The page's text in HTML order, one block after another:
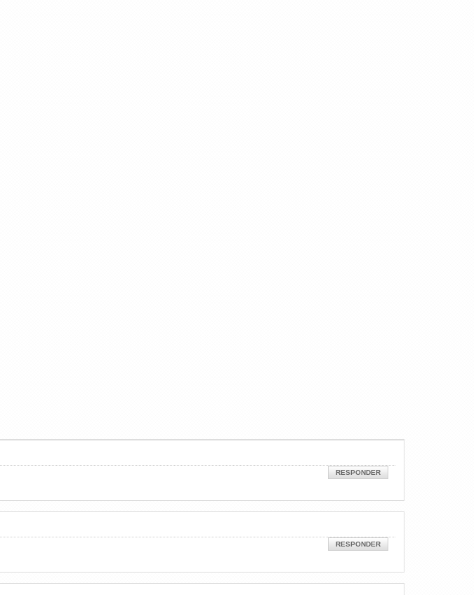
RESPONDER
RESPONDER